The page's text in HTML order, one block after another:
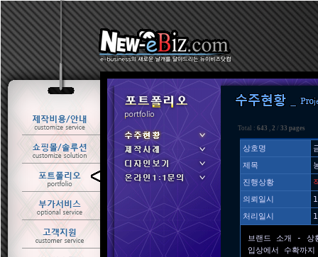
Total : 643 , 2 / 33 pages
상호명
제목
진행상황
의뢰일시
처리일시
브랜드 소개 - 상
입상에서 수확까
ㆍ 수주현황
ㆍ 제작사례